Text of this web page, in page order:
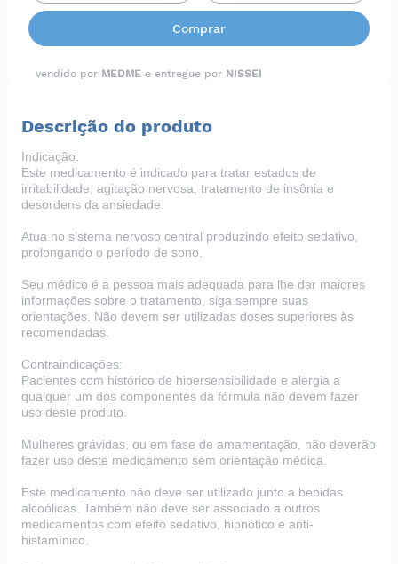
Comprar
vendido por MEDME e entregue por NISSEI
Descrição do produto
Indicação:
Este medicamento é indicado para tratar estados de
irritabilidade, agitação nervosa, tratamento de insônia e
desordens da ansiedade.
Atua no sistema nervoso central produzindo efeito sedativo,
prolongando o período de sono.
Seu médico é a pessoa mais adequada para lhe dar maiores
informações sobre o tratamento, siga sempre suas
orientações. Não devem ser utilizadas doses superiores às
recomendadas.
Contraindicações:
Pacientes com histórico de hipersensibilidade e alergia a
qualquer um dos componentes da fórmula não devem fazer
uso deste produto.
Mulheres grávidas, ou em fase de amamentação, não deverão
fazer uso deste medicamento sem orientação médica.
Este medicamento não deve ser utilizado junto a bebidas
alcoólicas. Também não deve ser associado a outros
medicamentos com efeito sedativo, hipnótico e anti-
histamínico.